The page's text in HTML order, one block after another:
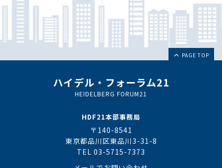
PAGE TOP
ハイデル・フォーラム21
HEIDELBERG FORUM21
HDF21本部事務局
〒140-8541
東京都品川区東品川3-31-8
TEL 03-5715-7373